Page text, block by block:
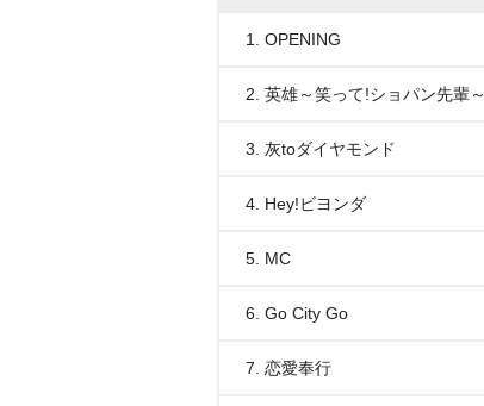
1. OPENING
2. 英雄～笑って!ショパン先輩～
3. 灰toダイヤモンド
4. Hey!ビヨンダ
5. MC
6. Go City Go
7. 恋愛奉行